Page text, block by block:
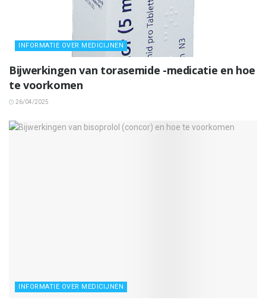
INFORMATIE OVER MEDICIJNEN
Bijwerkingen van torasemide -medicatie en hoe
te voorkomen
26/04/2025
INFORMATIE OVER MEDICIJNEN